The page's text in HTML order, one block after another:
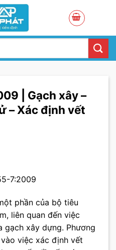
| Gạch xây –
– Xác định vết
7:2009
phần của bộ tiêu
liên quan đến việc
gạch xây dựng. Phương
việc xác định vết